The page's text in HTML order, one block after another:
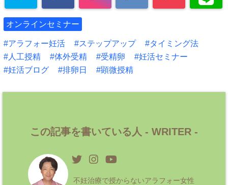
オンラインセミナー
アラフォー妊活 ステップアップ
タイミング法
人工授精
体外受精 受精卵
妊活セミナー
妊活ブログ
排卵日 顕微授精
この記事を書いている人 - WRITER -
不妊治療で授からないアラフォー女性